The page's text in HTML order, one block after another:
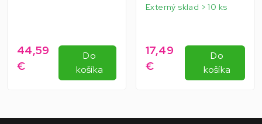
44,59
€
Do
košíka
Externý sklad > 10 ks
17,49
€
Do
košíka